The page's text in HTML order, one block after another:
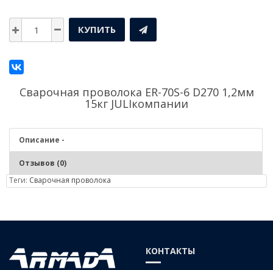
КУПИТЬ
Сварочная проволока ER-70S-6 D270 1,2мм
15кг JULIкомпании
Описание -
Отзывов (0)
это проволока сплошного круглого сечения, которая
является импортным аналогом проволоки сварочной
Теги: Сварочная проволока
КОНТАКТЫ